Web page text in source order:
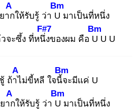
าก
A
ให้รับรู้ ว่า U
Bm
มาเป็นที่หนึ่ง
จะซึ้ง ที่หนึ่ง
F#7
ของผม คือ U
Bm
U U
ถ้าไ
A
ม่ขี้หลี ใจนี้จ
Bm
ะมีแค่ U
าก
A
ให้รับรู้ ว่า U
Bm
มาเป็นที่หนึ่ง